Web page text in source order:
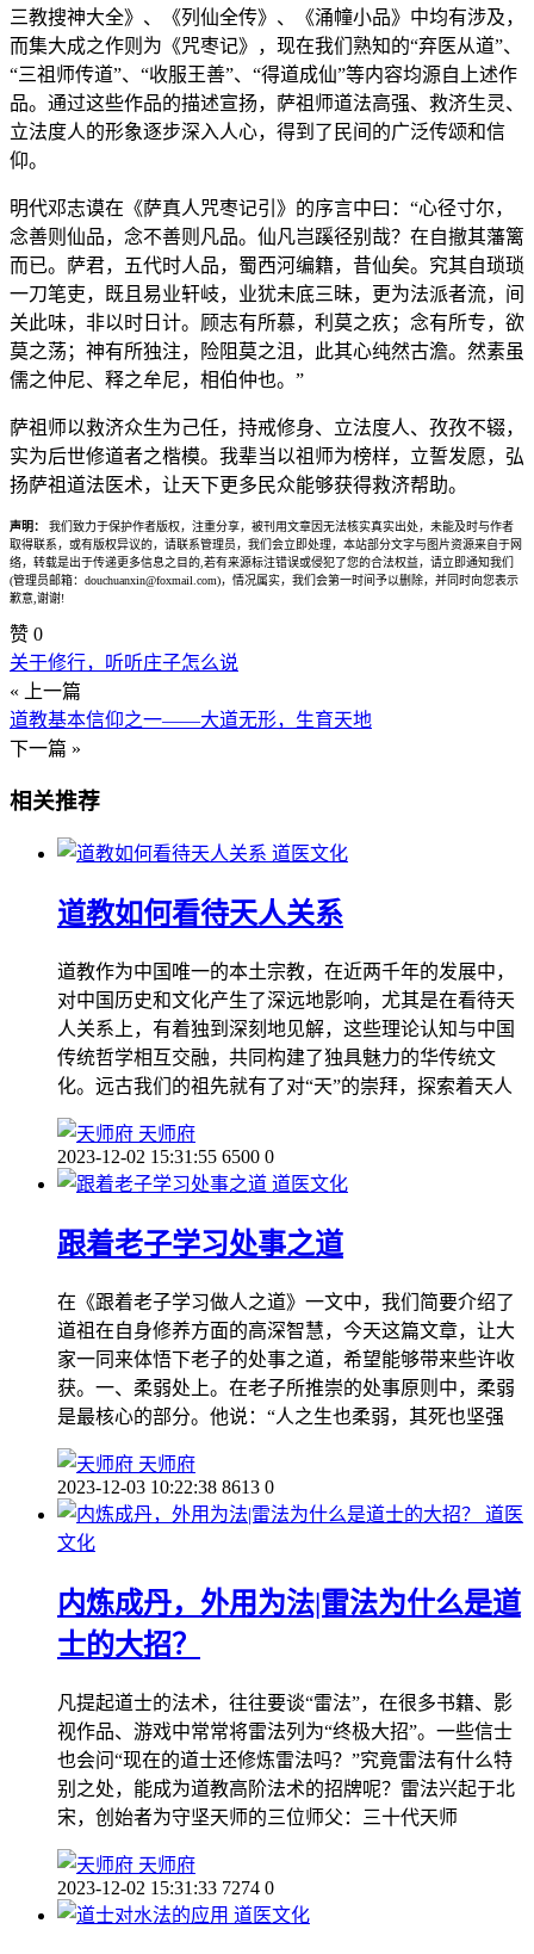
三教搜神大全》、《列仙全传》、《涌幢小品》中均有涉及，
而集大成之作则为《咒枣记》，现在我们熟知的“弃医从道”、
“三祖师传道”、“收服王善”、“得道成仙”等内容均源自上述作
品。通过这些作品的描述宣扬，萨祖师道法高强、救济生灵、
立法度人的形象逐步深入人心，得到了民间的广泛传颂和信
仰。
明代邓志谟在《萨真人咒枣记引》的序言中曰：“心径寸尔，
念善则仙品，念不善则凡品。仙凡岂蹊径别哉？在自撤其藩篱
而已。萨君，五代时人品，蜀西河编籍，昔仙矣。究其自琐琐
一刀笔吏，既且易业轩岐，业犹未底三昧，更为法派者流，间
关此味，非以时日计。顾志有所慕，利莫之疚；念有所专，欲
莫之荡；神有所独注，险阻莫之沮，此其心纯然古澹。然素虽
儒之仲尼、释之牟尼，相伯仲也。”
萨祖师以救济众生为己任，持戒修身、立法度人、孜孜不辍，
实为后世修道者之楷模。我辈当以祖师为榜样，立誓发愿，弘
扬萨祖道法医术，让天下更多民众能够获得救济帮助。
声明：
我们致力于保护作者版权，注重分享，被刊用文章因无法核实真实出处，未能及时与作者
取得联系，或有版权异议的，请联系管理员，我们会立即处理，本站部分文字与图片资源来自于网
络，转载是出于传递更多信息之目的,若有来源标注错误或侵犯了您的合法权益，请立即通知我们
(管理员邮箱：douchuanxin@foxmail.com)，情况属实，我们会第一时间予以删除，并同时向您表示
歉意,谢谢!
赞 0
关于修行，听听庄子怎么说
« 上一篇
道教基本信仰之一——大道无形，生育天地
下一篇 »
相关推荐
道医文化
道教如何看待天人关系
道教作为中国唯一的本土宗教，在近两千年的发展中，
对中国历史和文化产生了深远地影响，尤其是在看待天
人关系上，有着独到深刻地见解，这些理论认知与中国
传统哲学相互交融，共同构建了独具魅力的华传统文
化。远古我们的祖先就有了对“天”的崇拜，探索着天人
天师府
2023-12-02 15:31:55 6500 0
道医文化
跟着老子学习处事之道
在《跟着老子学习做人之道》一文中，我们简要介绍了
道祖在自身修养方面的高深智慧，今天这篇文章，让大
家一同来体悟下老子的处事之道，希望能够带来些许收
获。一、柔弱处上。在老子所推崇的处事原则中，柔弱
是最核心的部分。他说：“人之生也柔弱，其死也坚强
天师府
2023-12-03 10:22:38 8613 0
道医
文化
内炼成丹，外用为法|雷法为什么是道
士的大招？
凡提起道士的法术，往往要谈“雷法”，在很多书籍、影
视作品、游戏中常常将雷法列为“终极大招”。一些信士
也会问“现在的道士还修炼雷法吗？”究竟雷法有什么特
别之处，能成为道教高阶法术的招牌呢？雷法兴起于北
宋，创始者为守坚天师的三位师父：三十代天师
天师府
2023-12-02 15:31:33 7274 0
道医文化